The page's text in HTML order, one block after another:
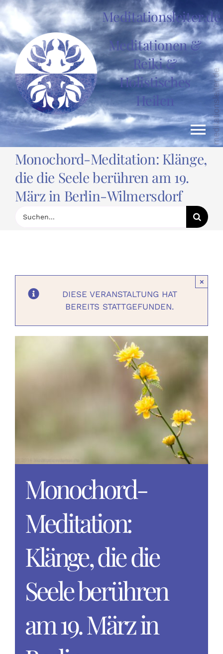
Zum
Inhalt
springen
Meditationsleiter.de
Meditationen &
Reiki &
Holistisches
Heilen
News
Holistisch
Monochord-Meditation: Klänge,
die die Seele berühren am 19.
März in Berlin-Wilmersdorf
nach:
DIESE VERANSTALTUNG HAT
BEREITS STATTGEFUNDEN.
×
Monochord-
Meditation:
Klänge, die die
Seele berühren
am 19. März in